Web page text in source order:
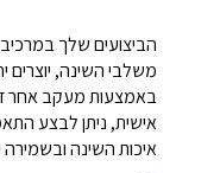
הביצועים שלך
משלבי השינה, יוצרים
באמצעות מעקב אחר
אישית, ניתן לבצע
איכות השינה ובשמירה